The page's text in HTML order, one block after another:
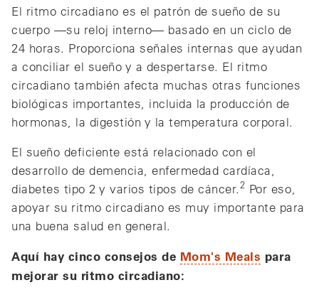
El ritmo circadiano es el patrón de sueño de su
cuerpo —su reloj interno— basado en un ciclo de
24 horas. Proporciona señales internas que ayudan
a conciliar el sueño y a despertarse. El ritmo
circadiano también afecta muchas otras funciones
biológicas importantes, incluida la producción de
hormonas, la digestión y la temperatura corporal.
El sueño deficiente está relacionado con el
desarrollo de demencia, enfermedad cardíaca,
diabetes tipo 2 y varios tipos de cáncer.2 Por eso,
apoyar su ritmo circadiano es muy importante para
una buena salud en general.
Aquí hay cinco consejos de Mom's Meals para
mejorar su ritmo circadiano: